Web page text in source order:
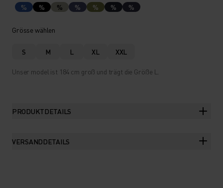
% % % % % % %
Grösse wählen
S M L XL XXL
Unser model ist 184 cm groß und trägt die Größe L.
PRODUKTDETAILS
VERSANDDETAILS